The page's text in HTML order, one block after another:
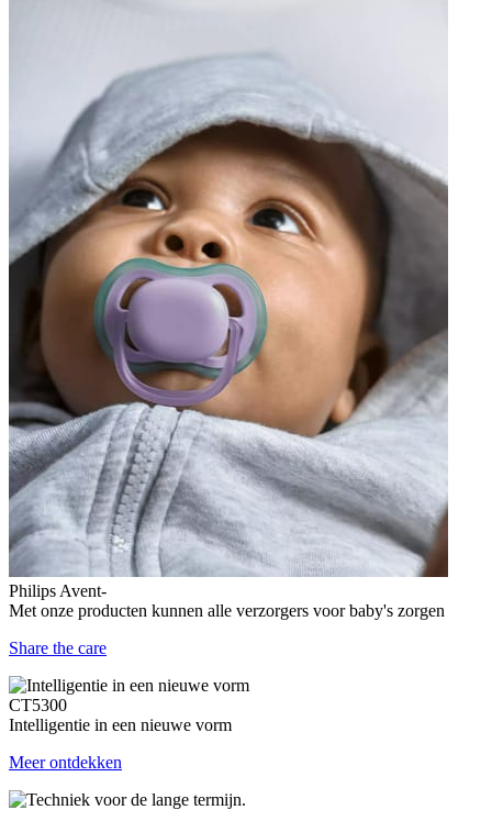
Philips Avent-
Met onze producten kunnen alle verzorgers voor baby's zorgen
Share the care
CT5300
Intelligentie in een nieuwe vorm
Meer ontdekken